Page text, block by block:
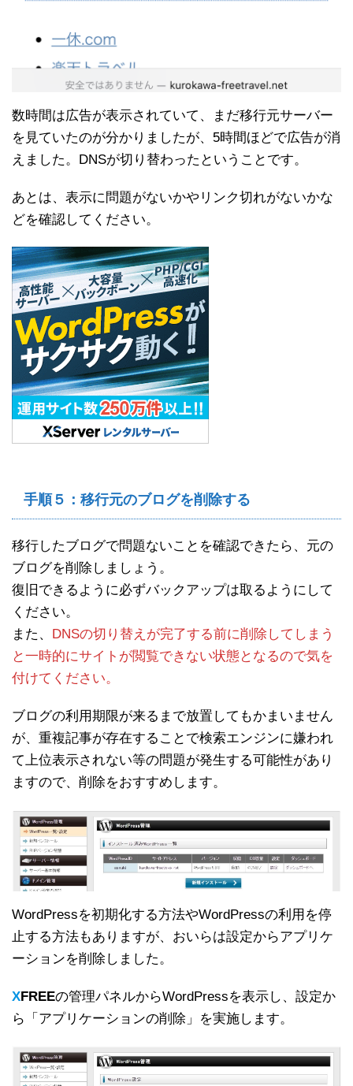
数時間は広告が表示されていて、まだ移行元サーバー
を見ていたのが分かりましたが、5時間ほどで広告が消
えました。DNSが切り替わったということです。
あとは、表示に問題がないかやリンク切れがないかな
どを確認してください。
手順５：移行元のブログを削除する
移行したブログで問題ないことを確認できたら、元の
ブログを削除しましょう。
復旧できるように必ずバックアップは取るようにして
ください。
また、
DNSの切り替えが完了する前に削除してしまう
と一時的にサイトが閲覧できない状態となるので気を
付けてください。
ブログの利用期限が来るまで放置してもかまいません
が、重複記事が存在することで検索エンジンに嫌われ
て上位表示されない等の問題が発生する可能性があり
ますので、削除をおすすめします。
WordPressを初期化する方法やWordPressの利用を停
止する方法もありますが、おいらは設定からアプリケ
ーションを削除しました。
XFREEの管理パネルからWordPressを表示し、設定か
ら「アプリケーションの削除」を実施します。